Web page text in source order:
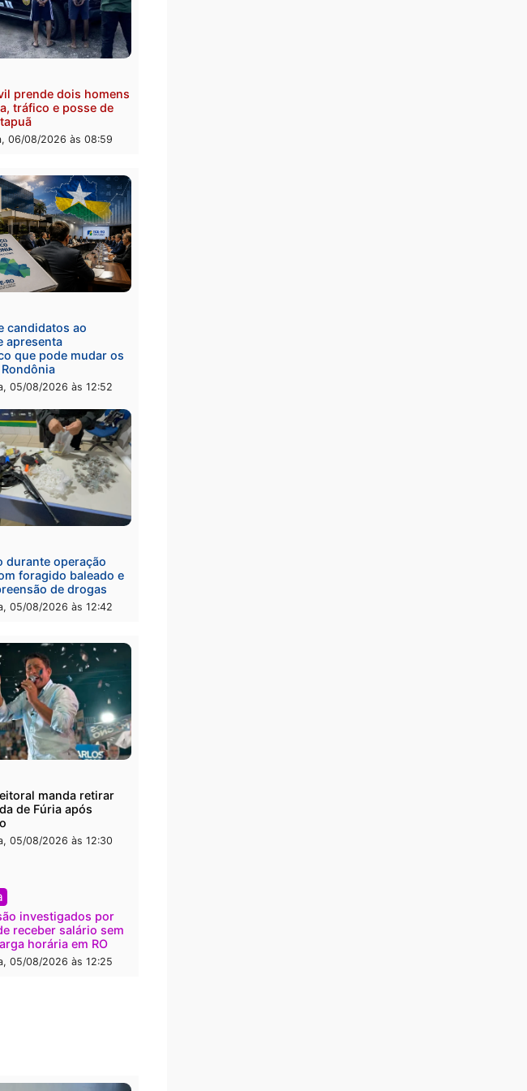
Polícia
Homem é esfaqueado no tórax
bairro Ulysses Guimarães
quinta-feira, 06/08/2026 às 09:24
Polícia
por tortura, tráfico e posse de
arma em Itapuã
quinta-feira, 06/08/2026 às 08:59
TCE reúne candidatos ao
Governo e apresenta
diagnóstico que pode mudar os
rumos de Rondônia
Brasil
Confronto durante operação
termina com foragido baleado e
Justiça Eleitoral manda retirar